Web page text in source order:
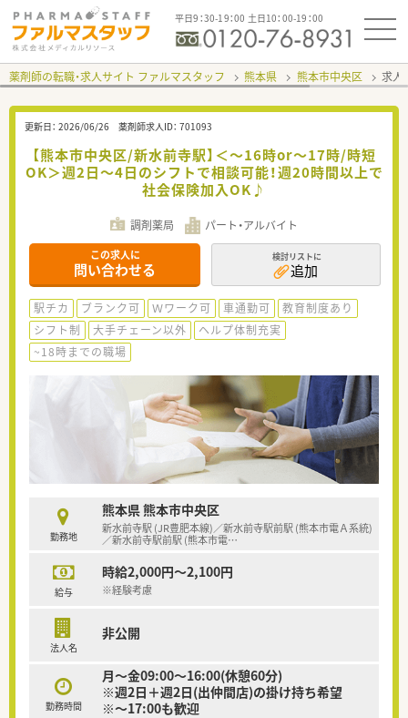
平日9：30-19：00 土日10：00-19：00
薬剤師の転職・求人サイト ファルマスタッフ 熊本県 熊本市中央区 求人
更新日： 2026/06/26 薬剤師求人ID： 701093
【熊本市中央区/新水前寺駅】＜～16時or～17時/時短
OK＞週2日～4日のシフトで相談可能！週20時間以上で
社会保険加入OK♪
調剤薬局 パート・アルバイト
この求人に
問い合わせる
検討リストに
追加
駅チカ ブランク可 Ｗワーク可 車通勤可
教育制度あり
シフト制
大手チェーン以外
ヘルプ体制充実
~18時までの職場
勤務地
熊本県 熊本市中央区
新水前寺駅 (JR豊肥本線)／新水前寺駅前駅 (熊本市電Ａ系統)
／新水前寺駅前駅 (熊本市電…
給与
時給2,000円～2,100円
※経験考慮
法人名
非公開
勤務時間
月～金09:00～16:00(休憩60分)
※週2日＋週2日(出仲間店)の掛け持ち希望
※～17:00も歓迎